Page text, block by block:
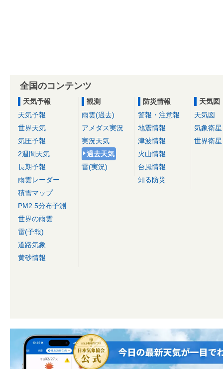
全国のコンテンツ
天気予報
天気予報
世界天気
気圧予報
2週間天気
長期予報
雨雲レーダー
積雪マップ
PM2.5分布予測
世界の雨雲
雷(予報)
道路気象
黄砂情報
観測
雨雲(過去)
アメダス実況
実況天気
過去天気
雷(実況)
防災情報
警報・注意報
地震情報
津波情報
火山情報
台風情報
知る防災
天気図
天気図
気象衛星
世界衛星